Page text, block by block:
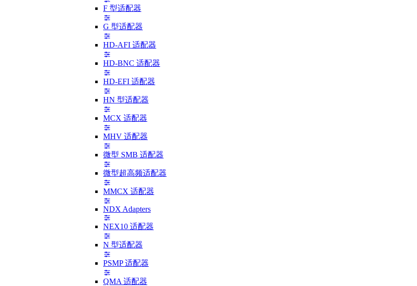
F 型适配器
G 型适配器
HD-AFI 适配器
HD-BNC 适配器
HD-EFI 适配器
HN 型适配器
MCX 适配器
MHV 适配器
微型 SMB 适配器
微型超高频适配器
MMCX 适配器
NDX Adapters
NEX10 适配器
N 型适配器
PSMP 适配器
QMA 适配器